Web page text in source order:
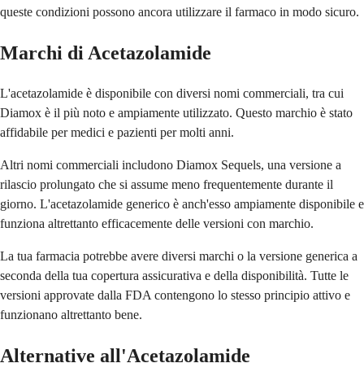
queste condizioni possono ancora utilizzare il farmaco in modo sicuro.
Marchi di Acetazolamide
L'acetazolamide è disponibile con diversi nomi commerciali, tra cui
Diamox è il più noto e ampiamente utilizzato. Questo marchio è stato
affidabile per medici e pazienti per molti anni.
Altri nomi commerciali includono Diamox Sequels, una versione a
rilascio prolungato che si assume meno frequentemente durante il
giorno. L'acetazolamide generico è anch'esso ampiamente disponibile e
funziona altrettanto efficacemente delle versioni con marchio.
La tua farmacia potrebbe avere diversi marchi o la versione generica a
seconda della tua copertura assicurativa e della disponibilità. Tutte le
versioni approvate dalla FDA contengono lo stesso principio attivo e
funzionano altrettanto bene.
Alternative all'Acetazolamide